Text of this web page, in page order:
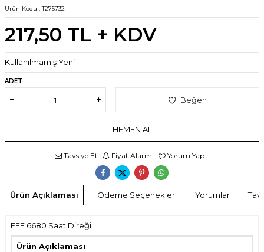
Ürün Kodu :T275732
217,50 TL + KDV
Kullanılmamış Yeni
ADET
Beğen
HEMEN AL
Tavsiye Et Fiyat Alarmı Yorum Yap
Ürün Açıklaması Ödeme Seçenekleri Yorumlar
FEF 6680 Saat Direği
Ürün Açıklaması